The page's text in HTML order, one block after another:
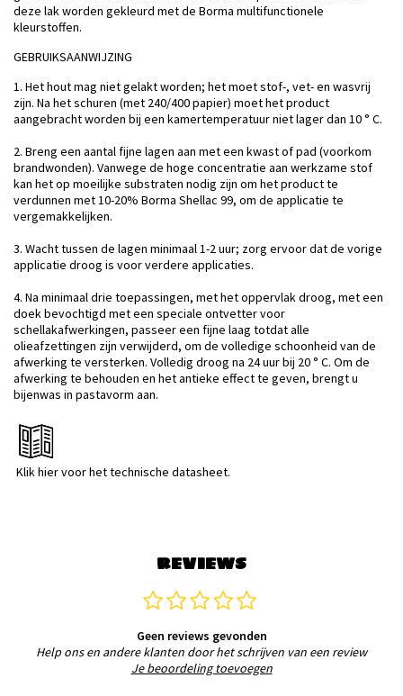
deze lak worden gekleurd met de Borma multifunctionele
kleurstoffen.
GEBRUIKSAANWIJZING
1. Het hout mag niet gelakt worden; het moet stof-, vet- en wasvrij
zijn. Na het schuren (met 240/400 papier) moet het product
aangebracht worden bij een kamertemperatuur niet lager dan 10 ° C.
2. Breng een aantal fijne lagen aan met een kwast of pad (voorkom
brandwonden). Vanwege de hoge concentratie aan werkzame stof
kan het op moeilijke substraten nodig zijn om het product te
verdunnen met 10-20% Borma Shellac 99, om de applicatie te
vergemakkelijken.
3. Wacht tussen de lagen minimaal 1-2 uur; zorg ervoor dat de vorige
applicatie droog is voor verdere applicaties.
4. Na minimaal drie toepassingen, met het oppervlak droog, met een
doek bevochtigd met een speciale ontvetter voor
schellakafwerkingen, passeer een fijne laag totdat alle
olieafzettingen zijn verwijderd, om de volledige schoonheid van de
afwerking te versterken. Volledig droog na 24 uur bij 20 ° C. Om de
afwerking te behouden en het antieke effect te geven, brengt u
bijenwas in pastavorm aan.
Klik hiervoor het technische datasheet.
REVIEWS
Geen reviews gevonden
Help ons en andere klanten door het schrijven van een review
Je beoordeling toevoegen